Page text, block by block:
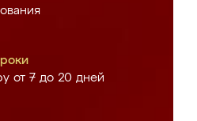
от 7 до 20 дней